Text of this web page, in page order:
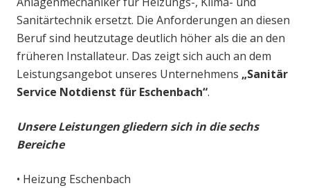
Sanitärtechnik ersetzt. Die Anforderungen an diesen
Beruf sind heutzutage deutlich höher als die an den
früheren Installateur. Das zeigt sich auch an dem
Leistungsangebot unseres Unternehmens „Sanitär
Service Notdienst für Eschenbach“.
Unsere Leistungen gliedern sich in die sechs
Bereiche
• Heizung Eschenbach